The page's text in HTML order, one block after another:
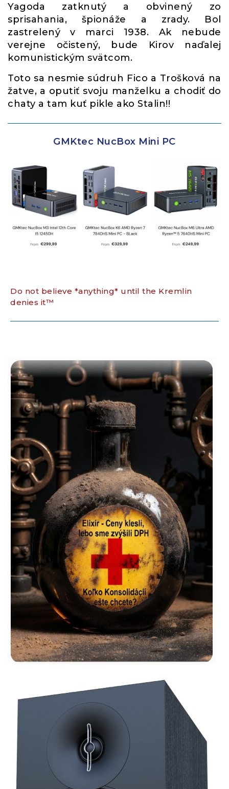
Yagoda zatknutý a obvinený zo
sprisahania, špionáže a zrady. Bol
zastrelený v marci 1938. Ak nebude
verejne očistený, bude Kirov naďalej
komunistickým svätcom.
Toto sa nesmie súdruh Fico a Trošková na
žatve, a oputiť svoju manželku a chodiť do
chaty a tam kuť pikle ako Stalin!!
GMKtec NucBox Mini PC
Do not believe *anything* until the Kremlin
denies it™